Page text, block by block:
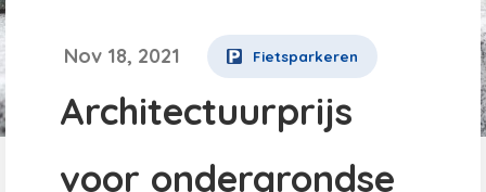
Nov 18, 2021 Fietsparkeren
Architectuurprijs
voor ondergrondse